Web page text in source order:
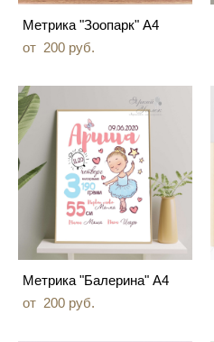
Метрика "Зоопарк" А4
от 200 pуб.
Метрика "Балерина" А4
от 200 pуб.